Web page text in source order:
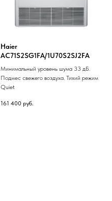
Haier
AC71S2SG1FA/1U70S2SJ2FA
Минимальный уровень шума 33 дБ.
Подмес свежего воздуха. Тихий режим
Quiet
161 400 руб.